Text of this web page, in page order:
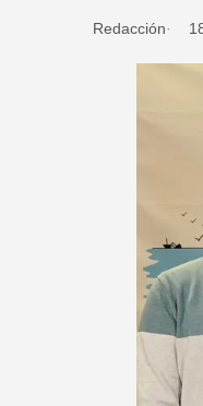
Redacción